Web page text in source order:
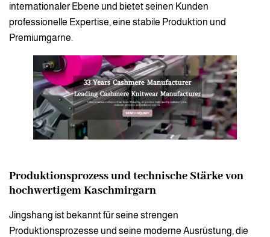
internationaler Ebene und bietet seinen Kunden
professionelle Expertise, eine stabile Produktion und
Premiumgarne.
Produktionsprozess und technische Stärke von
hochwertigem Kaschmirgarn
Jingshang ist bekannt für seine strengen
Produktionsprozesse und seine moderne Ausrüstung, die